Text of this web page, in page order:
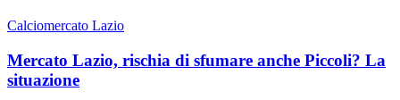
Calciomercato Lazio
Mercato Lazio, rischia di sfumare anche Piccoli? La
situazione